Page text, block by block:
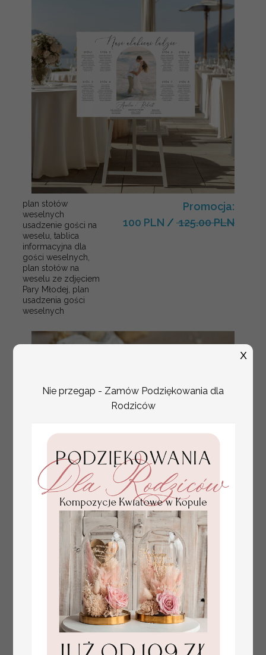
plan stołów
weselnych
usadzenie gości na
weselu, tablica
informacyjna dla
gości weselnych,
plan stołów na
weselu ze zdjęciem
Pary Młodej, plan
usadzenia gości
weselnych
Promocja:
100 PLN / 125.00 PLN
złote winietki na komunię, winietka
dekoracja stołu na komunii, komunijne
winietki z naturalnym kłosem
4.50 PLN
Nie przegap - Zamów Podziękowania dla
Rodziców
X